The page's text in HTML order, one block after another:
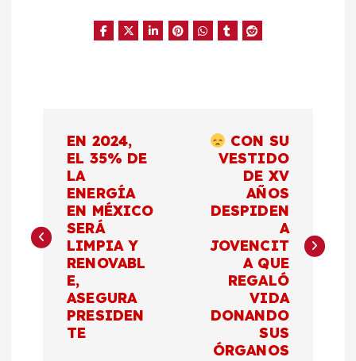
e
EN 2024,
EL 35% DE
LA
ENERGÍA
EN MÉXICO
SERÁ
LIMPIA Y
RENOVABL
E,
ASEGURA
PRESIDEN
TE
CON SU
VESTIDO
DE XV
AÑOS
DESPIDEN
A
JOVENCIT
A QUE
REGALÓ
VIDA
DONANDO
SUS
ÓRGANOS